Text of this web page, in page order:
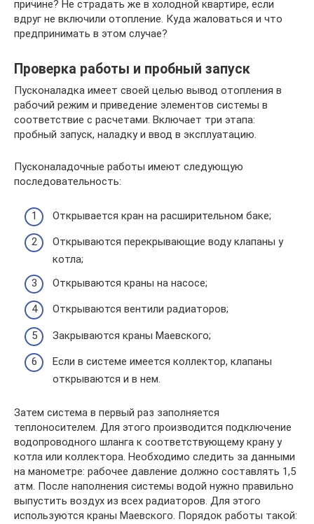
причине? Не страдать же в холодной квартире, если
вдруг не включили отопление. Куда жаловаться и что
предпринимать в этом случае?
Проверка работы и пробный запуск
Пусконаладка имеет своей целью вывод отопления в
рабочий режим и приведение элементов системы в
соответствие с расчетами. Включает три этапа:
пробный запуск, наладку и ввод в эксплуатацию.
Пусконаладочные работы имеют следующую
последовательность:
Открывается кран на расширительном баке;
Открываются перекрывающие воду клапаны у
котла;
Открываются краны на насосе;
Открываются вентили радиаторов;
Закрываются краны Маевского;
Если в системе имеется коллектор, клапаны
открываются и в нем.
Затем система в первый раз заполняется
теплоносителем. Для этого производится подключение
водопроводного шланга к соответствующему крану у
котла или коллектора. Необходимо следить за данными
на манометре: рабочее давление должно составлять 1,5
атм. После наполнения системы водой нужно правильно
выпустить воздух из всех радиаторов. Для этого
используются краны Маевского. Порядок работы такой: